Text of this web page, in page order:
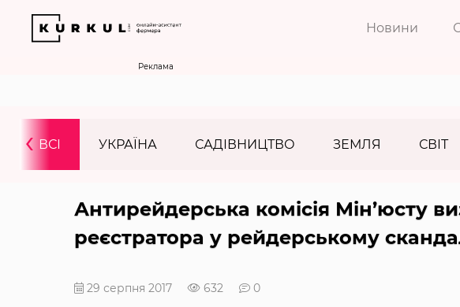
Новини
Реклама
ВСІ УКРАЇНА САДІВНИЦТВО ЗЕМЛЯ СВІТ
‹
Антирейдерська комісія Мін’юсту
реєстратора у рейдерському
29 серпня 2017 632 0